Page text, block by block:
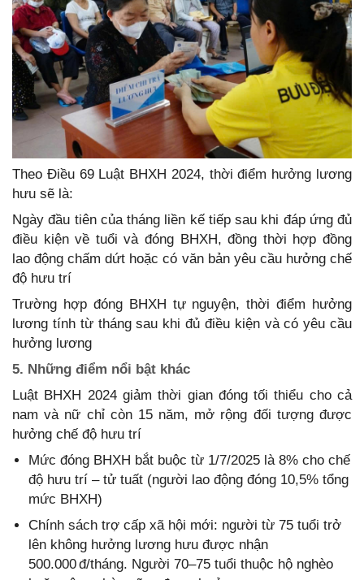
Theo Điều 69 Luật BHXH 2024, thời điểm hưởng lương
hưu sẽ là:
Ngày đầu tiên của tháng liền kế tiếp sau khi đáp ứng đủ
điều kiện về tuổi và đóng BHXH, đồng thời hợp đồng
lao động chấm dứt hoặc có văn bản yêu cầu hưởng chế
độ hưu trí
Trường hợp đóng BHXH tự nguyện, thời điểm hưởng
lương tính từ tháng sau khi đủ điều kiện và có yêu cầu
hưởng lương
5. Những điểm nổi bật khác
Luật BHXH 2024 giảm thời gian đóng tối thiểu cho cả
nam và nữ chỉ còn 15 năm, mở rộng đối tượng được
hưởng chế độ hưu trí
Mức đóng BHXH bắt buộc từ 1/7/2025 là 8% cho chế
độ hưu trí – tử tuất (người lao động đóng 10,5% tổng
mức BHXH)
Chính sách trợ cấp xã hội mới: người từ 75 tuổi trở
lên không hưởng lương hưu được nhận
500.000 đ/tháng. Người 70–75 tuổi thuộc hộ nghèo